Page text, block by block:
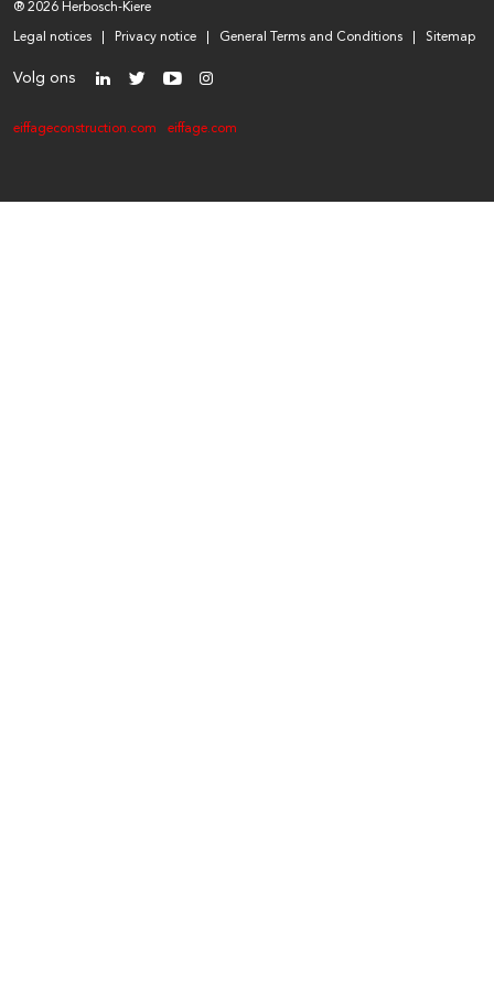
® 2026 Herbosch-Kiere
Legal notices Privacy notice General Terms and Conditions Sitemap
Volg ons
eiffageconstruction.com eiffage.com